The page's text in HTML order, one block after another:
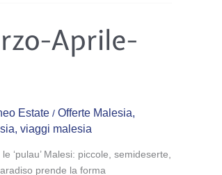
Aprile-
Estate / Offerte Malesia,
, viaggi malesia
‘pulau’ Malesi: piccole, semideserte,
prende la forma